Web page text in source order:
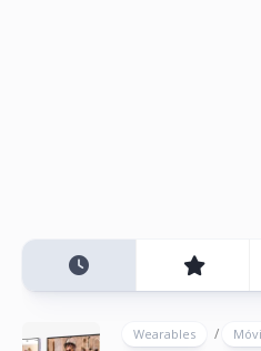
Wearables /